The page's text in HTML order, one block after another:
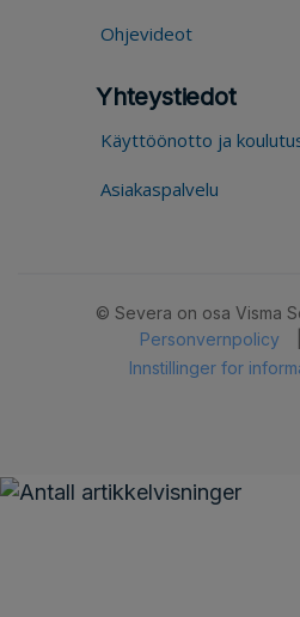
Ohjevideot
Yhteystiedot
Käyttöönotto ja
Asiakaspalvelu
© Severa on osa Visma
Personvernpolicy
Innstillinger for